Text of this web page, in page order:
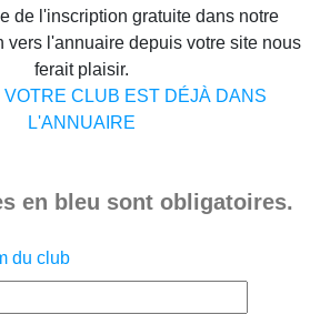
de l'inscription gratuite dans notre
vers l'annuaire depuis votre site nous
ferait plaisir.
CLUB EST DÉJÀ DANS
L'ANNUAIRE
en bleu sont obligatoires.
du club